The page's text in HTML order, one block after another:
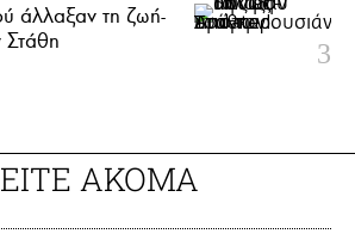
άλλαξαν τη ζωή-
ΑΚΟΜΑ